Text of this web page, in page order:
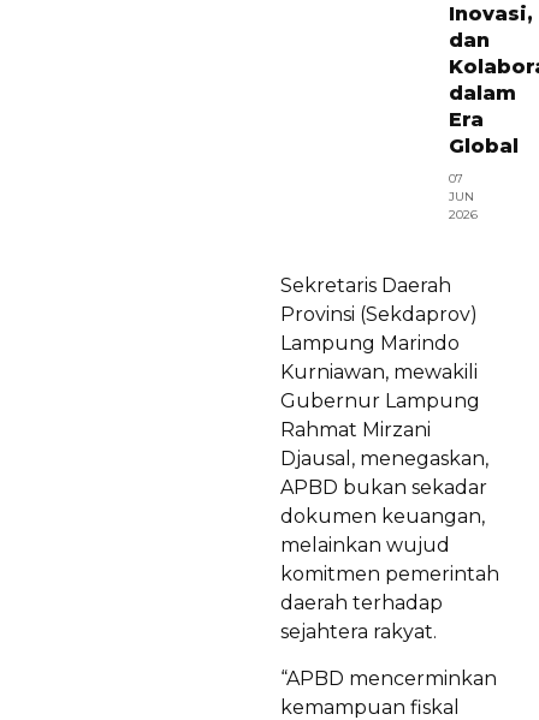
Inovasi,
dan
dalam
Era
Global
07
JUN
2026
Sekretaris Daerah
Provinsi (Sekdaprov)
Lampung Marindo
Kurniawan, mewakili
Gubernur Lampung
Rahmat Mirzani
Djausal, menegaskan,
APBD bukan sekadar
dokumen keuangan,
melainkan wujud
komitmen pemerintah
daerah terhadap
sejahtera rakyat.
“APBD mencerminkan
kemampuan fiskal